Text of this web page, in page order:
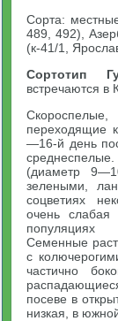
Сорта:
489, 492),
(к-41/1,
Сортотип
встречаются в
переходящие
—16-й день
(диаметр
зелеными,
соцветиях
очень слабая
популяциях
Семенные
с
частично
посеве в
низкая, в